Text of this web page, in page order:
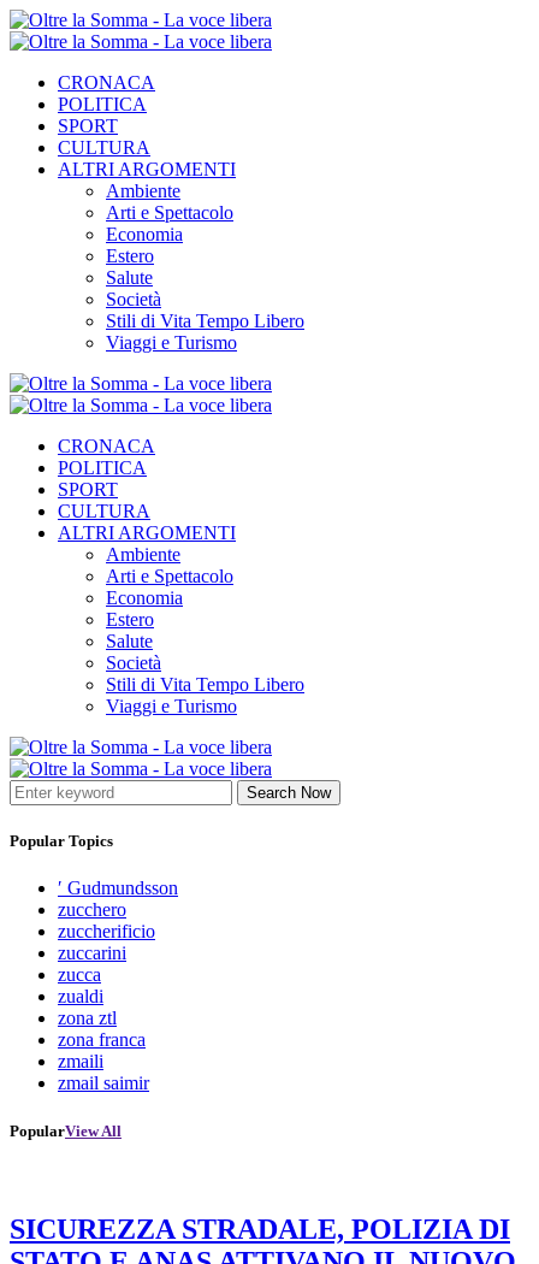
CRONACA
POLITICA
SPORT
CULTURA
ALTRI ARGOMENTI
Ambiente
Arti e Spettacolo
Economia
Estero
Salute
Società
Stili di Vita Tempo Libero
Viaggi e Turismo
CRONACA
POLITICA
SPORT
CULTURA
ALTRI ARGOMENTI
Ambiente
Arti e Spettacolo
Economia
Estero
Salute
Società
Stili di Vita Tempo Libero
Viaggi e Turismo
Search Now
Popular Topics
′ Gudmundsson
zucchero
zuccherificio
zuccarini
zucca
zualdi
zona ztl
zona franca
zmaili
zmail saimir
PopularView All
SICUREZZA STRADALE, POLIZIA DI